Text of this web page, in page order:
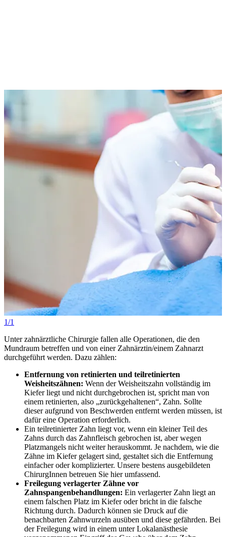
1/1
Unter zahnärztliche Chirurgie fallen alle Operationen, die den
Mundraum betreffen und von einer Zahnärztin/einem Zahnarzt
durchgeführt werden. Dazu zählen:
Entfernung von retinierten und teilretinierten
Weisheitszähnen: Wenn der Weisheitszahn vollständig im
Kiefer liegt und nicht durchgebrochen ist, spricht man von
einem retinierten, also „zurückgehaltenen“, Zahn. Sollte
dieser aufgrund von Beschwerden entfernt werden müssen, ist
dafür eine Operation erforderlich.
Ein teilretinierter Zahn liegt vor, wenn ein kleiner Teil des
Zahns durch das Zahnfleisch gebrochen ist, aber wegen
Platzmangels nicht weiter herauskommt. Je nachdem, wie die
Zähne im Kiefer gelagert sind, gestaltet sich die Entfernung
einfacher oder komplizierter. Unsere bestens ausgebildeten
ChirurgInnen betreuen Sie hier umfassend.
Freilegung verlagerter Zähne vor
Zahnspangenbehandlungen: Ein verlagerter Zahn liegt an
einem falschen Platz im Kiefer oder bricht in die falsche
Richtung durch. Dadurch können sie Druck auf die
benachbarten Zahnwurzeln ausüben und diese gefährden. Bei
der Freilegung wird in einem unter Lokalanästhesie